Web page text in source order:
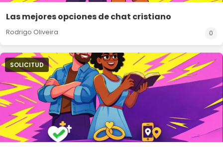
Las mejores opciones de chat cristiano
Rodrigo Oliveira 0
SOLICITUD